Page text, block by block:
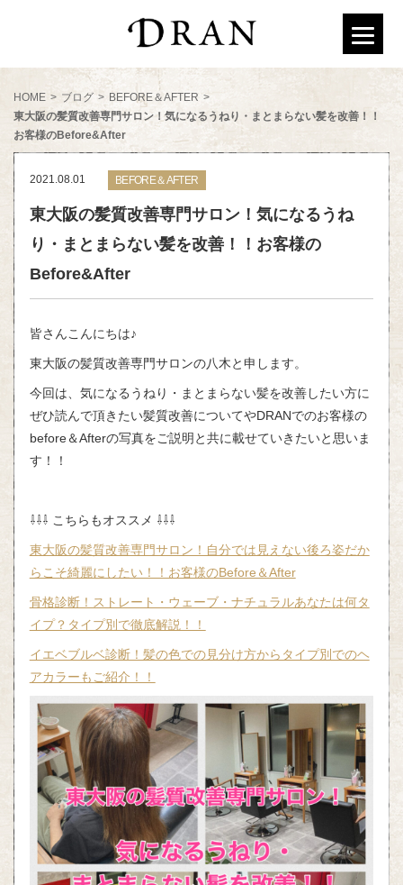
HOME > ブログ > BEFORE＆AFTER >
東大阪の髪質改善専門サロン！気になるうねり・まとまらない髪を改善！！
お客様のBefore&After
2021.08.01 BEFORE＆AFTER
東大阪の髪質改善専門サロン！気になるうね
り・まとまらない髪を改善！！お客様の
Before&After
皆さんこんにちは♪
東大阪の髪質改善専門サロンの八木と申します。
今回は、気になるうねり・まとまらない髪を改善したい方に
ぜひ読んで頂きたい髪質改善についてやDRANでのお客様の
before＆ Afterの写真をご説明と共に載せていきたいと思いま
す！！
⇩⇩⇩ こちらもオススメ ⇩⇩⇩
東大阪の髪質改善専門サロン！自分では見えない後ろ姿だか
らこそ綺麗にしたい！！お客様のBefore＆After
骨格診断！ストレート・ウェーブ・ナチュラルあなたは何タ
イプ？タイプ別で徹底解説！！
イエベブルベ診断！髪の色での見分け方からタイプ別でのヘ
アカラーもご紹介！！